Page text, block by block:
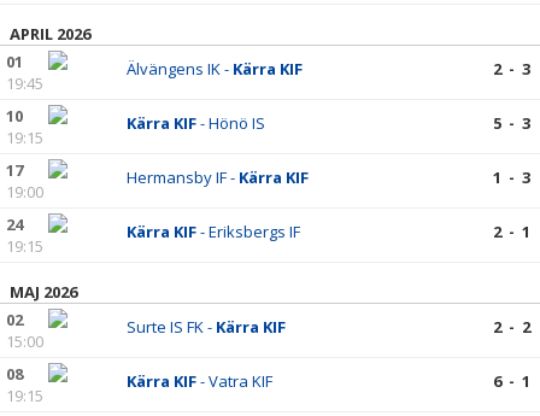
APRIL 2026
01
19:45
Älvängens IK - Kärra KIF 2 - 3
10
19:15
Kärra KIF- Hönö IS 5 - 3
17
19:00
Hermansby IF - Kärra KIF 1 - 3
24
19:15
Kärra KIF- Eriksbergs IF 2 - 1
MAJ 2026
02
15:00
Surte IS FK - Kärra KIF 2 - 2
08
19:15
Kärra KIF- Vatra KIF 6 - 1